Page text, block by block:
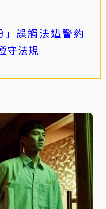
誤觸法遭警約
守法規